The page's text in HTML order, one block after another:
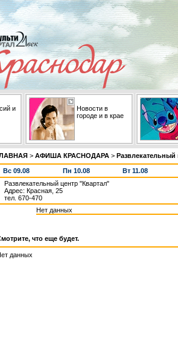
и
Новости в
городе и в крае
> АФИША КРАСНОДАРА > Развлекательный
Вс 09.08 Пн 10.08
Вт 11.08
Развлекательный центр "Квартал"
Адрес: Красная, 25
тел. 670-470
Нет данных
что еще будет.
данных